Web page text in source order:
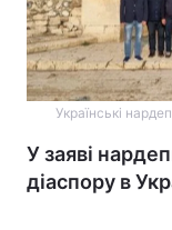
Українські
У заяві
діаспору в